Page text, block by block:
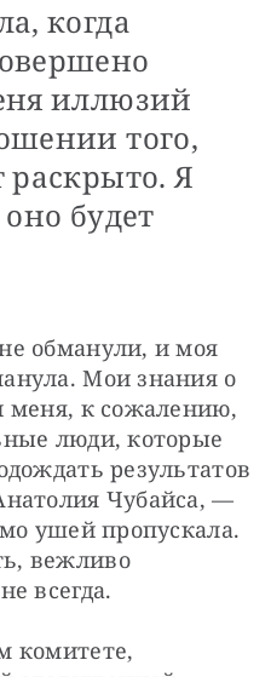
когда
иллюзий
того,
раскрыто. Я
будет
обманули, и моя
Мои знания о
меня, к сожалению,
люди, которые
результатов
Чубайса, —
ушей пропускала.
вежливо
всегда.
комитете,